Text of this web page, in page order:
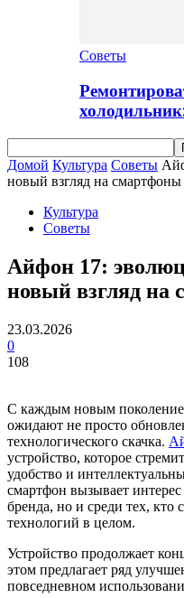
Советы
Домой Культура Советы
новый взгляд на смартфоны
Культура
Советы
Айфон 17:
новый взгляд на
23.03.2026
0
108
С каждым новым
ожидают не просто
технологического скачка.
устройство, которое
удобство и
смартфон вызывает
бренда, но и среди тех, кто
технологий в целом.
Устройство продолжает
этом предлагает ряд
повседневном